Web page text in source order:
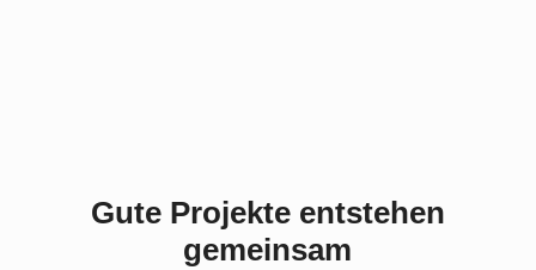
Gute Projekte entstehen
gemeinsam